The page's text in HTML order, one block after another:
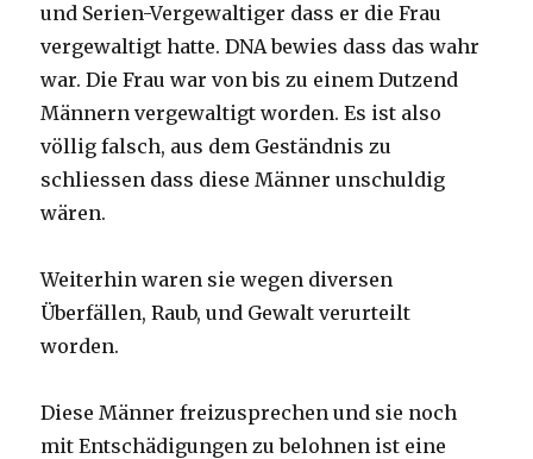
und Serien-Vergewaltiger dass er die Frau
vergewaltigt hatte. DNA bewies dass das wahr
war. Die Frau war von bis zu einem Dutzend
Männern vergewaltigt worden. Es ist also
völlig falsch, aus dem Geständnis zu
schliessen dass diese Männer unschuldig
wären.
Weiterhin waren sie wegen diversen
Überfällen, Raub, und Gewalt verurteilt
worden.
Diese Männer freizusprechen und sie noch
mit Entschädigungen zu belohnen ist eine